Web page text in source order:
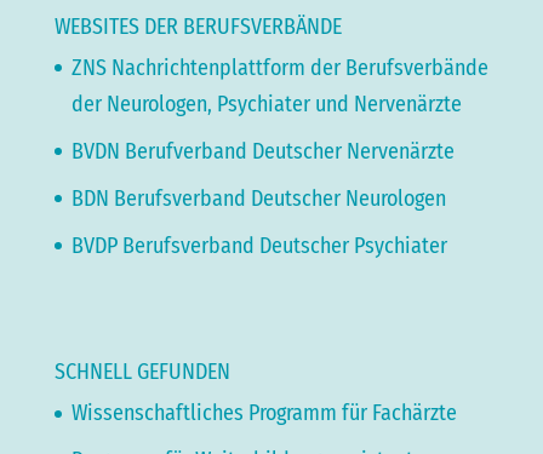
WEBSITES DER BERUFSVERBÄNDE
ZNS Nachrichtenplattform der Berufsverbände
der Neurologen, Psychiater und Nervenärzte
BVDN Berufverband Deutscher Nervenärzte
BDN Berufsverband Deutscher Neurologen
BVDP Berufsverband Deutscher Psychiater
SCHNELL GEFUNDEN
Wissenschaftliches Programm für Fachärzte